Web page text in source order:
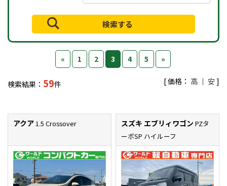
« 1 2 3 4 5 »
検索結果： 59件 [ 価格： 高 ｜ 安 ]
アクア 1.5 Crossover スズキ エブリィワゴンPZタ
ーボSP ハイルーフ